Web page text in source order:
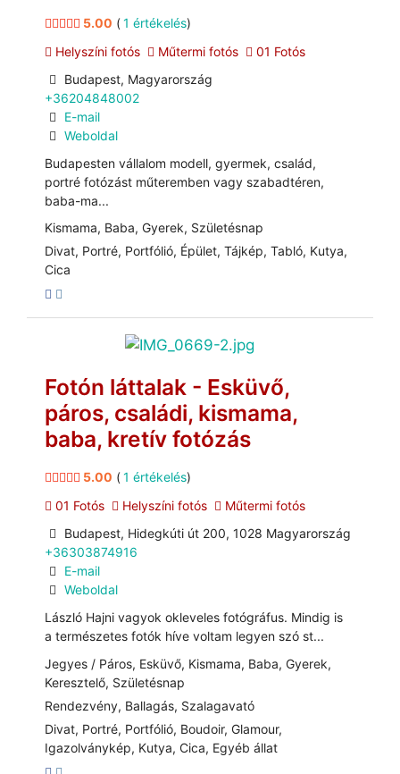
5.00 (1 értékelés)
Helyszíni fotós
Műtermi fotós
01 Fotós
Budapest, Magyarország
+36204848002
E-mail
Weboldal
Budapesten vállalom modell, gyermek, család,
portré fotózást műteremben vagy szabadtéren,
baba-ma...
Kismama, Baba, Gyerek, Születésnap
Divat, Portré, Portfólió, Épület, Tájkép, Tabló, Kutya,
Cica
Fotón láttalak - Esküvő,
páros, családi, kismama,
baba, kretív fotózás
5.00 (1 értékelés)
01 Fotós
Helyszíni fotós
Műtermi fotós
Budapest, Hidegkúti út 200, 1028 Magyarország
+36303874916
E-mail
Weboldal
László Hajni vagyok okleveles fotógráfus. Mindig is
a természetes fotók híve voltam legyen szó st...
Jegyes / Páros, Esküvő, Kismama, Baba, Gyerek,
Keresztelő, Születésnap
Rendezvény, Ballagás, Szalagavató
Divat, Portré, Portfólió, Boudoir, Glamour,
Igazolványkép, Kutya, Cica, Egyéb állat